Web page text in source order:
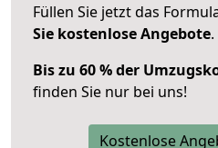
Füllen Sie jetzt das
Sie kostenlose Angebote.
Bis zu 60 % der
finden Sie nur bei uns!
Kostenlose